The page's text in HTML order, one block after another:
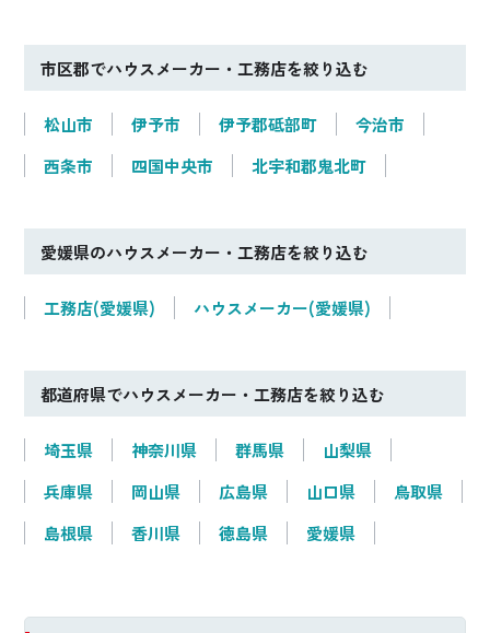
市区郡でハウスメーカー・工務店を絞り込む
松山市 伊予市 伊予郡砥部町
今治市
西条市
四国中央市 北宇和郡鬼北町
愛媛県のハウスメーカー・工務店を絞り込む
工務店(愛媛県) ハウスメーカー(愛媛県)
都道府県でハウスメーカー・工務店を絞り込む
埼玉県 神奈川県 群馬県
山梨県
兵庫県
岡山県 広島県 山口県
鳥取県
島根県
香川県 徳島県 愛媛県